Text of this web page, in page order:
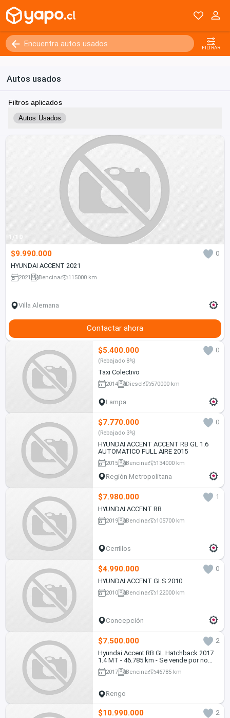
FILTRAR
Autos usados
Filtros aplicados
Autos Usados
1/10
$9.990.000
0
HYUNDAI ACCENT 2021
2021 Bencina 115000 km
Villa Alemana
Contactar ahora
$5.400.000 0
(Rebajado 8%)
Taxi Colectivo
2014 Diesel 570000 km
Lampa
$7.770.000 0
(Rebajado 3%)
HYUNDAI ACCENT ACCENT RB GL 1.6
AUTOMATICO FULL AIRE 2015
2015 Bencina 134000 km
Región Metropolitana
$7.980.000
1
HYUNDAI ACCENT RB
2019 Bencina 105700 km
Cerrillos
$4.990.000
0
HYUNDAI ACCENT GLS 2010
2010 Bencina 122000 km
Concepción
$7.500.000
2
Hyundai Accent RB GL Hatchback 2017
1.4 MT - 46.785 km - Se vende por no
uso
2017 Bencina 46785 km
Rengo
$10.990.000
2